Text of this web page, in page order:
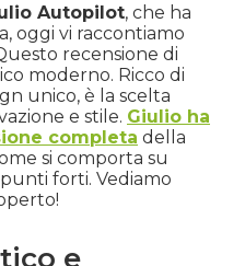
Autopilot, che ha
oggi vi raccontiamo
recensione di
moderno. Ricco di
unico, è la scelta
e stile. Giulio ha
completa della
si comporta su
forti. Vediamo
e